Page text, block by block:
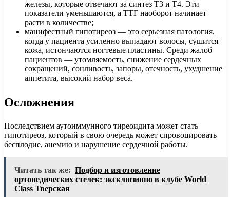
железы, которые отвечают за синтез Т3 и Т4. Эти
показатели уменьшаются, а ТТГ наоборот начинает
расти в количестве;
манифестный гипотиреоз — это серьезная патология,
когда у пациента усиленно выпадают волосы, сушится
кожа, истончаются ногтевые пластины. Среди жалоб
пациентов — утомляемость, снижение сердечных
сокращений, сонливость, запоры, отечность, ухудшение
аппетита, высокий набор веса.
Осложнения
Последствием аутоиммунного тиреоидита может стать
гипотиреоз, который в свою очередь может спровоцировать
бесплодие, анемию и нарушение сердечной работы.
Читать так же: Подбор и изготовление
ортопедических стелек: эксклюзивно в клубе World
Class Тверская